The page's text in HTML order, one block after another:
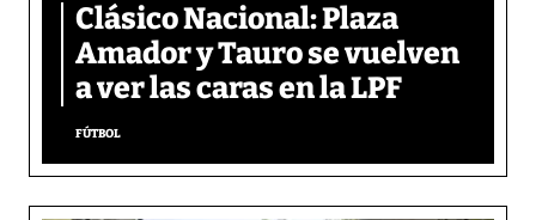
Clásico Nacional: Plaza
Amador y Tauro se vuelven
a ver las caras en la LPF
FÚTBOL